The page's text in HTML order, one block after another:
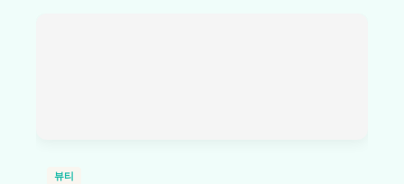
뷰티